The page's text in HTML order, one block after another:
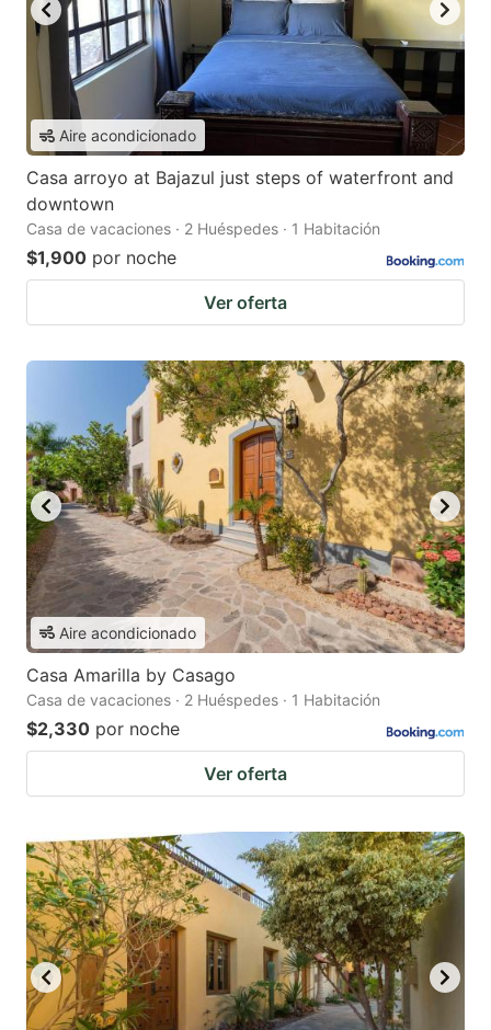
Aire acondicionado
Casa arroyo at Bajazul just steps of waterfront and
downtown
Casa de vacaciones · 2 Huéspedes · 1 Habitación
$1,900 por noche
Ver oferta
Aire acondicionado
Casa Amarilla by Casago
Casa de vacaciones · 2 Huéspedes · 1 Habitación
$2,330 por noche
Ver oferta